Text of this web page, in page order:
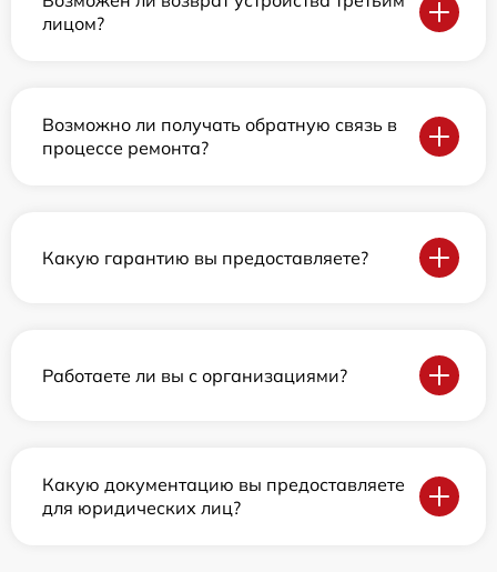
лицом?
Возможно ли получать обратную связь в
процессе ремонта?
Какую гарантию вы предоставляете?
Работаете ли вы с организациями?
Какую документацию вы предоставляете
для юридических лиц?